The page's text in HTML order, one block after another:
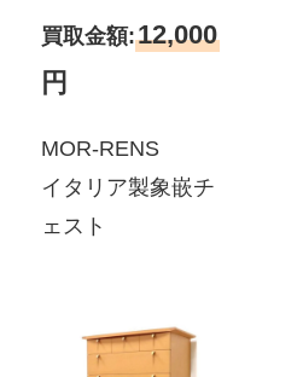
買取金額:12,000
円
MOR-RENS
イタリア製象嵌チ
ェスト